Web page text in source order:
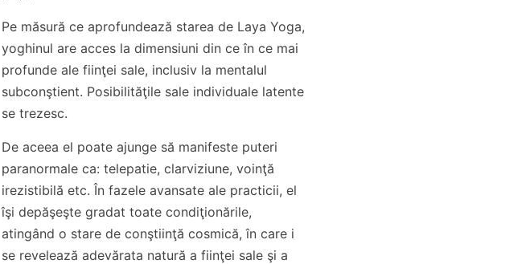
Pe măsură ce aprofundează starea de Laya Yoga,
yoghinul are acces la dimensiuni din ce în ce mai
profunde ale fiinţei sale, inclusiv la mentalul
subconştient. Posibilităţile sale individuale latente
se trezesc.
De aceea el poate ajunge să manifeste puteri
paranormale ca: telepatie, clarviziune, voinţă
irezistibilă etc. În fazele avansate ale practicii, el
îşi depăşeşte gradat toate condiţionările,
atingând o stare de conştiinţă cosmică, în care i
se revelează adevărata natură a fiinţei sale şi a